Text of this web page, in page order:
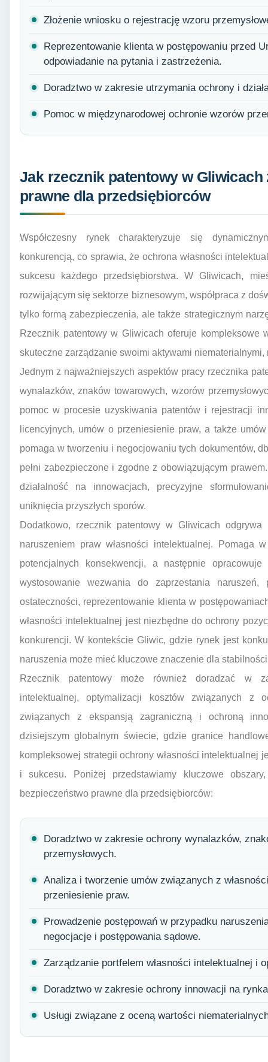
Złożenie wniosku o rejestrację wzoru
Reprezentowanie klienta w postępowaniu przed
odpowiadanie na pytania i zastrzeżenia.
Doradztwo w zakresie utrzymania ochrony i
Pomoc w międzynarodowej ochronie wzorów
Jak rzecznik patentowy w
prawne dla przedsiębiorców
Współczesny rynek charakteryzuje się
konkurencją, co sprawia, że ochrona własności
sukcesu każdego przedsiębiorstwa. W Gliwicach,
rozwijającym się sektorze biznesowym, współpraca z
tylko formą zabezpieczenia, ale także strategicznym
Rzecznik patentowy w Gliwicach oferuje kompleksowe
skuteczne zarządzanie swoimi aktywami
Jednym z najważniejszych aspektów pracy rzecznika
wynalazków, znaków towarowych, wzorów
pomoc w procesie uzyskiwania patentów i rejestracji
licencyjnych, umów o przeniesienie praw, a także
pomaga w tworzeniu i negocjowaniu tych dokumentów,
pełni zabezpieczone i zgodne z obowiązującym
działalność na innowacjach, precyzyjne
uniknięcia przyszłych sporów.
Dodatkowo, rzecznik patentowy w Gliwicach
naruszeniem praw własności intelektualnej. Pomaga
potencjalnych konsekwencji, a następnie
wystosowanie wezwania do zaprzestania
ostateczności, reprezentowanie klienta w
własności intelektualnej jest niezbędne do ochrony
konkurencji. W kontekście Gliwic, gdzie rynek jest
naruszenia może mieć kluczowe znaczenie dla
Rzecznik patentowy może również doradzać w
intelektualnej, optymalizacji kosztów związanych z
związanych z ekspansją zagraniczną i ochroną
dzisiejszym globalnym świecie, gdzie granice
kompleksowej strategii ochrony własności intelektualnej
i sukcesu. Poniżej przedstawiamy kluczowe
bezpieczeństwo prawne dla przedsiębiorców:
Doradztwo w zakresie ochrony wynalazków,
przemysłowych.
Analiza i tworzenie umów związanych z
przeniesienie praw.
Prowadzenie postępowań w przypadku
negocjacje i postępowania sądowe.
Zarządzanie portfelem własności intelektualnej i
Doradztwo w zakresie ochrony innowacji na
Usługi związane z oceną wartości